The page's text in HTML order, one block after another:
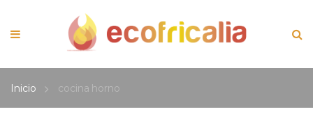
Inicio cocina horno